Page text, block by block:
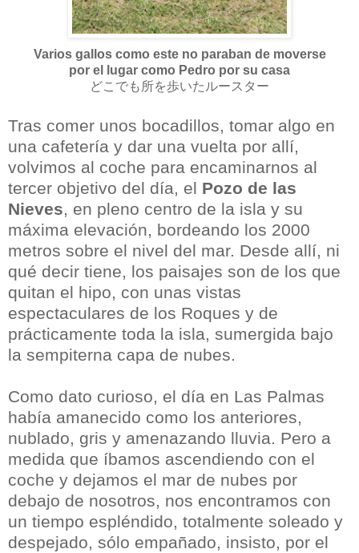
Varios gallos como este no paraban de moverse
por el lugar como Pedro por su casa
どこでも所を歩いたルースター
Tras comer unos bocadillos, tomar algo en
una cafetería y dar una vuelta por allí,
volvimos al coche para encaminarnos al
tercer objetivo del día, el Pozo de las
Nieves, en pleno centro de la isla y su
máxima elevación, bordeando los 2000
metros sobre el nivel del mar. Desde allí, ni
qué decir tiene, los paisajes son de los que
quitan el hipo, con unas vistas
espectaculares de los Roques y de
prácticamente toda la isla, sumergida bajo
la sempiterna capa de nubes.
Como dato curioso, el día en Las Palmas
había amanecido como los anteriores,
nublado, gris y amenazando lluvia. Pero a
medida que íbamos ascendiendo con el
coche y dejamos el mar de nubes por
debajo de nosotros, nos encontramos con
un tiempo espléndido, totalmente soleado y
despejado, sólo empañado, insisto, por el